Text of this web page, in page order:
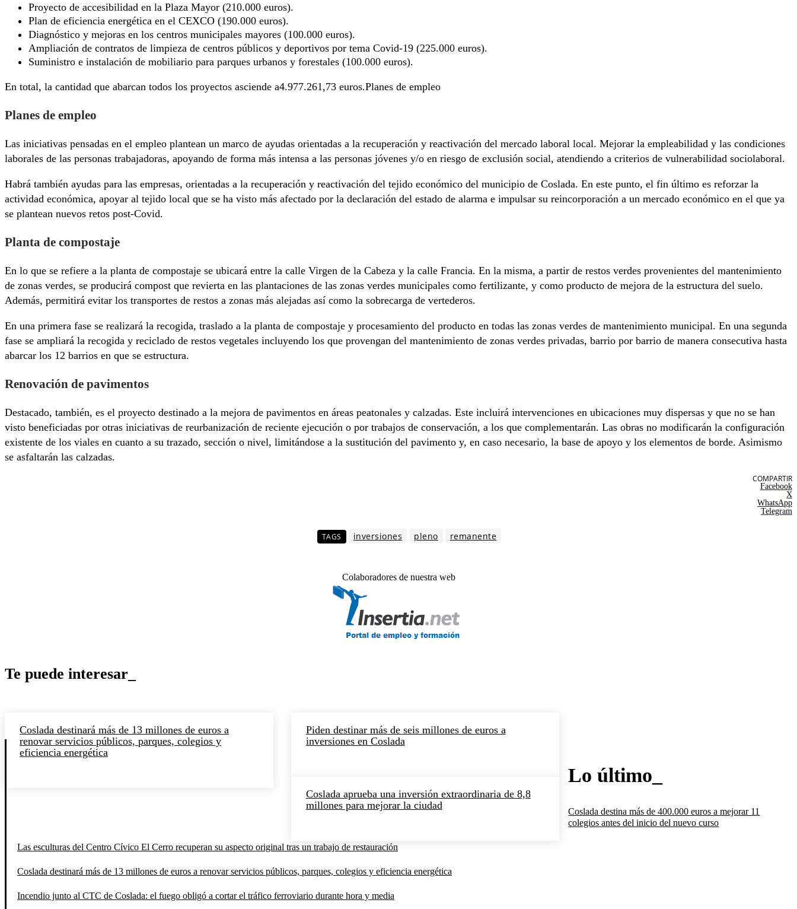
Proyecto de accesibilidad en la Plaza Mayor (210.000 euros).
Plan de eficiencia energética en el CEXCO (190.000 euros).
Diagnóstico y mejoras en los centros municipales mayores (100.000 euros).
Ampliación de contratos de limpieza de centros públicos y deportivos por tema Covid-19 (225.000 euros).
Suministro e instalación de mobiliario para parques urbanos y forestales (100.000 euros).
En total, la cantidad que abarcan todos los proyectos asciende a4.977.261,73 euros.Planes de empleo
Planes de empleo
Las iniciativas pensadas en el empleo plantean un marco de ayudas orientadas a la recuperación y reactivación del mercado laboral local. Mejorar la empleabilidad y las condiciones
laborales de las personas trabajadoras, apoyando de forma más intensa a las personas jóvenes y/o en riesgo de exclusión social, atendiendo a criterios de vulnerabilidad sociolaboral.
Habrá también ayudas para las empresas, orientadas a la recuperación y reactivación del tejido económico del municipio de Coslada. En este punto, el fin último es reforzar la
actividad económica, apoyar al tejido local que se ha visto más afectado por la declaración del estado de alarma e impulsar su reincorporación a un mercado económico en el que ya
se plantean nuevos retos post-Covid.
Planta de compostaje
En lo que se refiere a la planta de compostaje se ubicará entre la calle Virgen de la Cabeza y la calle Francia. En la misma, a partir de restos verdes provenientes del mantenimiento
de zonas verdes, se producirá compost que revierta en las plantaciones de las zonas verdes municipales como fertilizante, y como producto de mejora de la estructura del suelo.
Además, permitirá evitar los transportes de restos a zonas más alejadas así como la sobrecarga de vertederos.
En una primera fase se realizará la recogida, traslado a la planta de compostaje y procesamiento del producto en todas las zonas verdes de mantenimiento municipal. En una segunda
fase se ampliará la recogida y reciclado de restos vegetales incluyendo los que provengan del mantenimiento de zonas verdes privadas, barrio por barrio de manera consecutiva hasta
abarcar los 12 barrios en que se estructura.
Renovación de pavimentos
Destacado, también, es el proyecto destinado a la mejora de pavimentos en áreas peatonales y calzadas. Este incluirá intervenciones en ubicaciones muy dispersas y que no se han
visto beneficiadas por otras iniciativas de reurbanización de reciente ejecución o por trabajos de conservación, a los que complementarán. Las obras no modificarán la configuración
existente de los viales en cuanto a su trazado, sección o nivel, limitándose a la sustitución del pavimento y, en caso necesario, la base de apoyo y los elementos de borde. Asimismo
se asfaltarán las calzadas.
COMPARTIR
Facebook
X
WhatsApp
Telegram
TAGS inversiones pleno remanente
Colaboradores de nuestra web
Te puede interesar_
Coslada destinará más de 13 millones de euros a
renovar servicios públicos, parques, colegios y
eficiencia energética
Piden destinar más de seis millones de euros a
inversiones en Coslada
Coslada aprueba una inversión extraordinaria de 8,8
millones para mejorar la ciudad
Lo último_
Coslada destina más de 400.000 euros a mejorar 11
colegios antes del inicio del nuevo curso
Las esculturas del Centro Cívico El Cerro recuperan su aspecto original tras un trabajo de restauración
Coslada destinará más de 13 millones de euros a renovar servicios públicos, parques, colegios y eficiencia energética
Incendio junto al CTC de Coslada: el fuego obligó a cortar el tráfico ferroviario durante hora y media